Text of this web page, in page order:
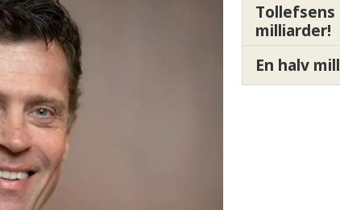
milliarder!
En halv